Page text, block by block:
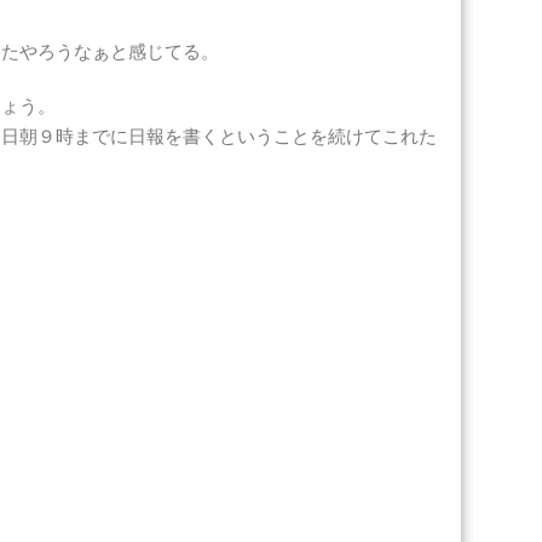
やろうなぁと感じてる。
う。
朝９時までに日報を書くということを続けてこれた